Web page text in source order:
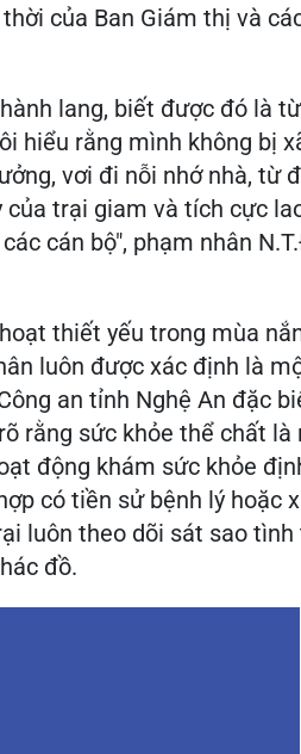
của Ban Giám thị và
lang, biết được đó là
hiểu rằng mình không bị
vơi đi nỗi nhớ nhà, từ
trại giam và tích cực
cán bộ", phạm nhân
thiết yếu trong mùa
luôn được xác định là
an tỉnh Nghệ An đặc
rằng sức khỏe thể chất là
động khám sức khỏe
có tiền sử bệnh lý hoặc
luôn theo dõi sát sao tình
đồ.